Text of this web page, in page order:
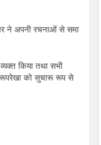
ने अपनी रचनाओं से समा
किया तथा सभी
रूपरेखा को सुचारू रूप से